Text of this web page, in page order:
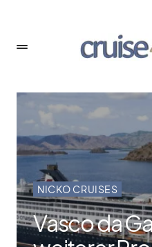
NICKO CRUISES
Vasco da